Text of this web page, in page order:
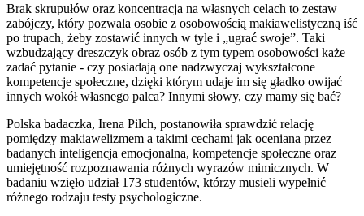
Brak skrupułów oraz koncentracja na własnych celach to zestaw
zabójczy, który pozwala osobie z osobowością makiawelistyczną iść
po trupach, żeby zostawić innych w tyle i „ugrać swoje”. Taki
wzbudzający dreszczyk obraz osób z tym typem osobowości każe
zadać pytanie - czy posiadają one nadzwyczaj wykształcone
kompetencje społeczne, dzięki którym udaje im się gładko owijać
innych wokół własnego palca? Innymi słowy, czy mamy się bać?
Polska badaczka, Irena Pilch, postanowiła sprawdzić relację
pomiędzy makiawelizmem a takimi cechami jak oceniana przez
badanych inteligencja emocjonalna, kompetencje społeczne oraz
umiejętność rozpoznawania różnych wyrazów mimicznych. W
badaniu wzięło udział 173 studentów, którzy musieli wypełnić
różnego rodzaju testy psychologiczne.